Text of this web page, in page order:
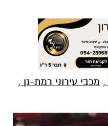
, מכבי עירוני רמת-גן ,